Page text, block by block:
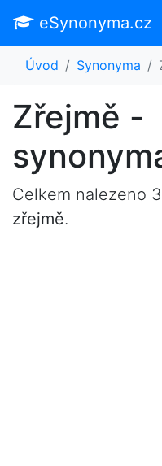
eSynonyma.cz
Úvod Synonyma
Zřejmě -
Celkem nalezeno
zřejmě.